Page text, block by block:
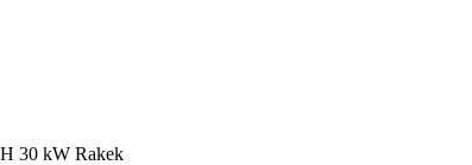
30 kW Rakek